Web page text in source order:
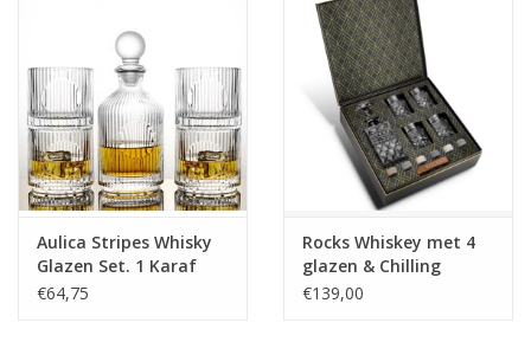
Aulica Stripes Whisky
Glazen Set. 1 Karaf
600 ml met 4 glazen
€64,75
Rocks Whiskey met 4
glazen & Chilling
Stones cadeau set
€139,00